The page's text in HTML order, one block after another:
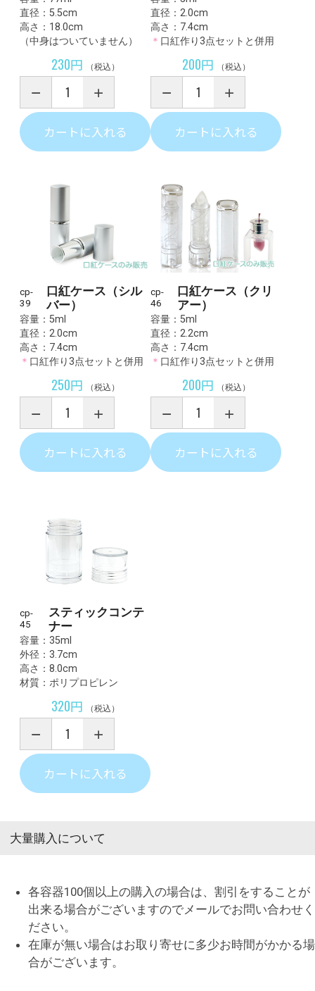
直径：5.5cm
高さ：18.0cm
（中身はついていません）
230円 （税込）
カートに入れる
直径：2.0cm
高さ：7.4cm
＊ 口紅作り3点セットと併用
200円 （税込）
カートに入れる
cp-
39
口紅ケース（シル
バー）
容量：5ml
直径：2.0cm
高さ：7.4cm
＊ 口紅作り3点セットと併用
250円 （税込）
カートに入れる
cp-
46
口紅ケース（クリ
アー）
容量：5ml
直径：2.2cm
高さ：7.4cm
＊ 口紅作り3点セットと併用
200円 （税込）
カートに入れる
cp-
45
スティックコンテ
ナー
容量：35ml
外径：3.7cm
高さ：8.0cm
材質：ポリプロピレン
320円 （税込）
カートに入れる
大量購入について
各容器100個以上の購入の場合は、割引をすることが
出来る場合がございますのでメールでお問い合わせく
ださい。
在庫が無い場合はお取り寄せに多少お時間がかかる場
合がございます。